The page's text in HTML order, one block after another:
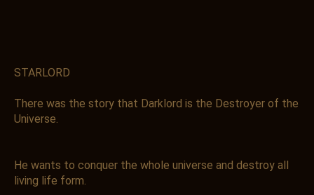
STARLORD
There was the story that Darklord is the Destroyer of the
Universe.
He wants to conquer the whole universe and destroy all
living life form.